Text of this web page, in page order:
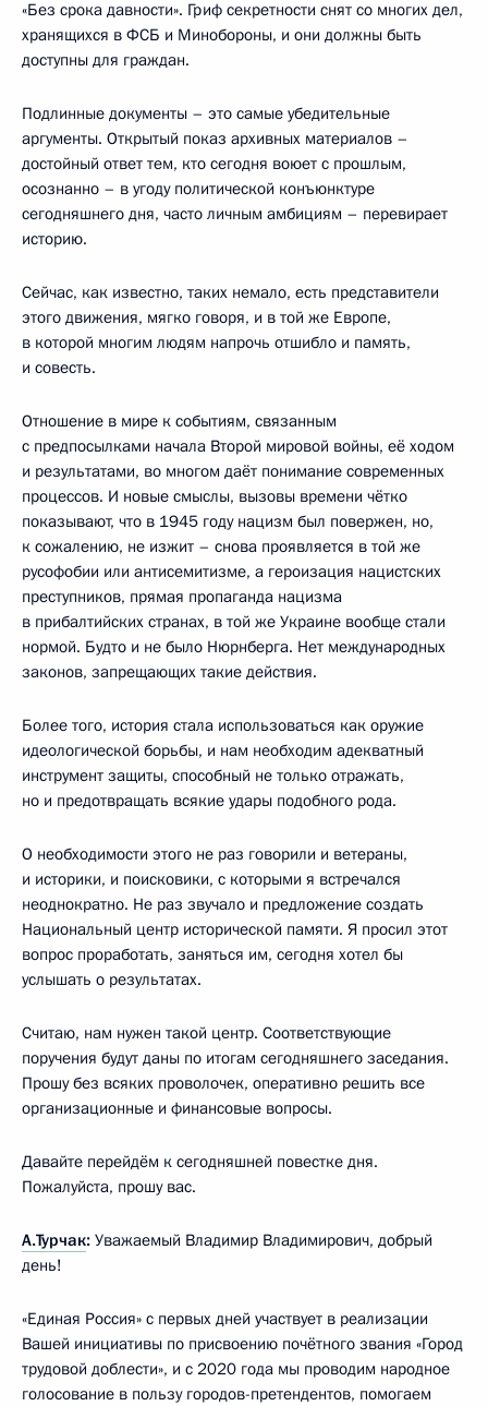
«Без срока давности». Гриф секретности снят со многих дел,
хранящихся в ФСБ и Минобороны, и они должны быть
доступны для граждан.
Подлинные документы – это самые убедительные
аргументы. Открытый показ архивных материалов –
достойный ответ тем, кто сегодня воюет с прошлым,
осознанно – в угоду политической конъюнктуре
сегодняшнего дня, часто личным амбициям – перевирает
историю.
Сейчас, как известно, таких немало, есть представители
этого движения, мягко говоря, и в той же Европе,
в которой многим людям напрочь отшибло и память,
и совесть.
Отношение в мире к событиям, связанным
с предпосылками начала Второй мировой войны, её ходом
и результатами, во многом даёт понимание современных
процессов. И новые смыслы, вызовы времени чётко
показывают, что в 1945 году нацизм был повержен, но,
к сожалению, не изжит – снова проявляется в той же
русофобии или антисемитизме, а героизация нацистских
преступников, прямая пропаганда нацизма
в прибалтийских странах, в той же Украине вообще стали
нормой. Будто и не было Нюрнберга. Нет международных
законов, запрещающих такие действия.
Более того, история стала использоваться как оружие
идеологической борьбы, и нам необходим адекватный
инструмент защиты, способный не только отражать,
но и предотвращать всякие удары подобного рода.
О необходимости этого не раз говорили и ветераны,
и историки, и поисковики, с которыми я встречался
неоднократно. Не раз звучало и предложение создать
Национальный центр исторической памяти. Я просил этот
вопрос проработать, заняться им, сегодня хотел бы
услышать о результатах.
Считаю, нам нужен такой центр. Соответствующие
поручения будут даны по итогам сегодняшнего заседания.
Прошу без всяких проволочек, оперативно решить все
организационные и финансовые вопросы.
Давайте перейдём к сегодняшней повестке дня.
Пожалуйста, прошу вас.
А.Турчак: Уважаемый Владимир Владимирович, добрый
день!
«Единая Россия» с первых дней участвует в реализации
Вашей инициативы по присвоению почётного звания «Город
трудовой доблести», и с 2020 года мы проводим народное
голосование в пользу городов-претендентов, помогаем